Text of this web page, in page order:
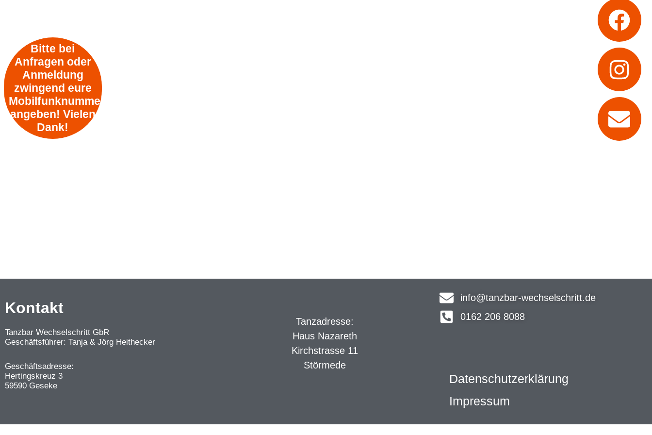
Bitte bei
Anfragen oder
Anmeldung
zwingend eure
Mobilfunknummer
angeben! Vielen
Dank!
Kontakt
Tanzbar Wechselschritt GbR
Geschäftsführer: Tanja & Jörg Heithecker
Geschäftsadresse:
Hertingskreuz 3
59590 Geseke
Tanzadresse:
Haus Nazareth
Kirchstrasse 11
Störmede
info@tanzbar-wechselschritt.de
0162 206 8088
Datenschutzerklärung
Impressum